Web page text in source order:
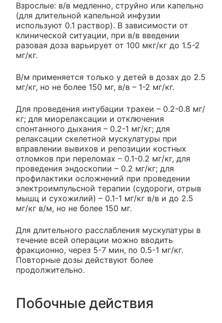
Взрослые: в/в медленно, струйно или капельно
(для длительной капельной инфузии
используют 0.1 раствор). В зависимости от
клинической ситуации, при в/в введении
разовая доза варьирует от 100 мкг/кг до 1.5-2
мг/кг.
В/м применяется только у детей в дозах до 2.5
мг/кг, но не более 150 мг, в/в – 1-2 мг/кг.
Для проведения интубации трахеи – 0.2-0.8 мг/
кг; для миорелаксации и отключения
спонтанного дыхания – 0.2-1 мг/кг; для
релаксации скелетной мускулатуры при
вправлении вывихов и репозиции костных
отломков при переломах – 0.1-0.2 мг/кг, для
проведения эндоскопии – 0.2 мг/кг; для
профилактики осложнений при проведении
электроимпульсной терапии (судороги, отрыв
мышц и сухожилий) – 0.1-1 мг/кг в/в и до 2.5
мг/кг в/м, но не более 150 мг.
Для длительного расслабления мускулатуры в
течение всей операции можно вводить
фракционно, через 5-7 мин, по 0.5-1 мг/кг.
Повторные дозы действуют более
продолжительно.
Побочные действия